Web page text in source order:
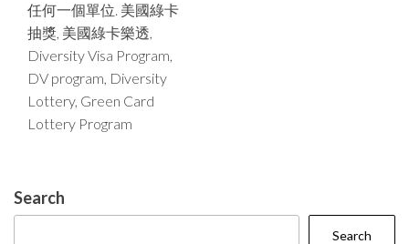
任何一個單位. 美國綠卡
抽獎, 美國綠卡樂透,
Diversity Visa Program,
DV program, Diversity
Lottery, Green Card
Lottery Program
Search
Search